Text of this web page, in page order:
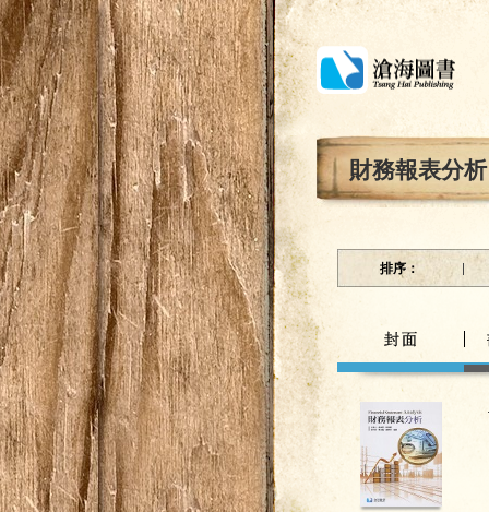
財務報表分析
排序：